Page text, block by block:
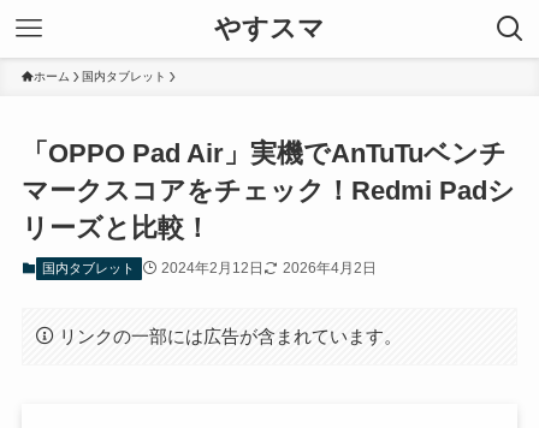
やすスマ
ホーム 国内タブレット
「OPPO Pad Air」実機でAnTuTuベンチ
マークスコアをチェック！Redmi Padシ
リーズと比較！
国内タブレット 2024年2月12日 2026年4月2日
リンクの一部には広告が含まれています。